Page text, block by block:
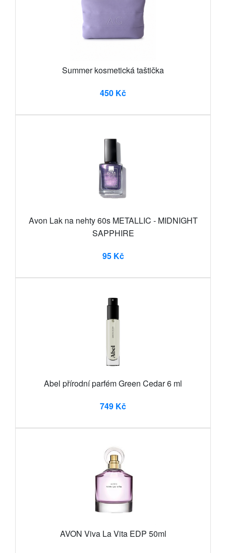
Summer kosmetická taštička
450 Kč
Avon Lak na nehty 60s METALLIC - MIDNIGHT
SAPPHIRE
95 Kč
Abel přírodní parfém Green Cedar 6 ml
749 Kč
AVON Viva La Vita EDP 50ml